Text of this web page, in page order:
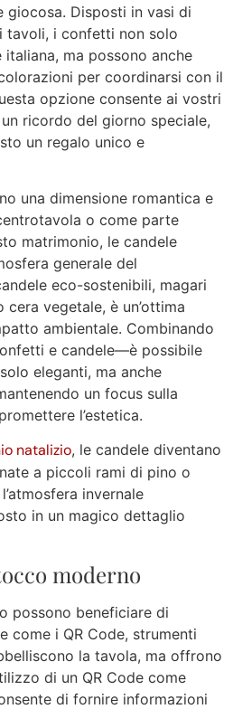
giocosa. Disposti in vasi di
tavoli, i confetti non solo
ma possono anche
per coordinarsi con il
opzione consente ai vostri
ricordo del giorno speciale,
un regalo unico e
una dimensione romantica e
o come parte
matrimonio, le candele
generale del
eco-sostenibili, magari
cera vegetale, è un’ottima
ambientale. Combinando
e candele—è possibile
eleganti, ma anche
un focus sulla
l’estetica.
natalizio, le candele diventano
a piccoli rami di pino o
invernale
in un magico dettaglio
moderno
possono beneficiare di
come i QR Code, strumenti
la tavola, ma offrono
di un QR Code come
di fornire informazioni